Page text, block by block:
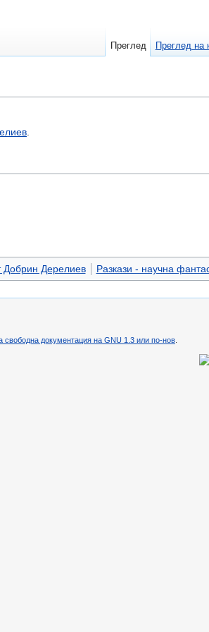
.
Добрин Дерелиев Разкази - научна
Преглед Преглед на
свободна документация на GNU 1.3 или по-нов